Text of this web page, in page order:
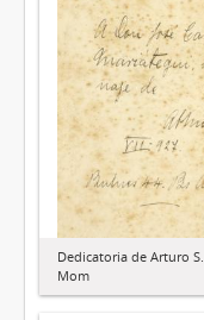
Dedicatoria de Arturo S.
Mom